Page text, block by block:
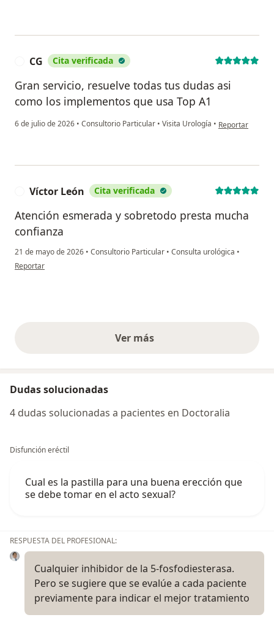
CG Cita verificada
Gran servicio, resuelve todas tus dudas asi
como los implementos que usa Top A1
6 de julio de 2026 • Consultorio Particular • Visita Urología • en opinión del
Reportar
Víctor León Cita verificada
Atención esmerada y sobretodo presta mucha
confianza
21 de mayo de 2026 • Consultorio Particular • Consulta urológica •
en opinión del usuario Víctor León
Reportar
Ver másopiniones anteriores
Dudas solucionadas
4 dudas solucionadas a pacientes en Doctoralia
Disfunción eréctil
Cual es la pastilla para una buena erección que
se debe tomar en el acto sexual?
RESPUESTA DEL PROFESIONAL:
Cualquier inhibidor de la 5-fosfodiesterasa.
Pero se sugiere que se evalúe a cada paciente
previamente para indicar el mejor tratamiento